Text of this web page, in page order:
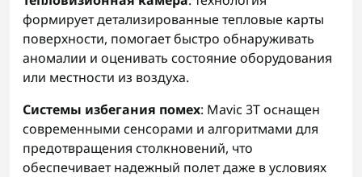
формирует детализированные тепловые карты
поверхности, помогает быстро обнаруживать
аномалии и оценивать состояние оборудования
или местности из воздуха.
Системы избегания помех: Mavic 3T оснащен
современными сенсорами и алгоритмами для
предотвращения столкновений, что
обеспечивает надежный полет даже в условиях